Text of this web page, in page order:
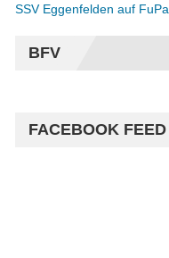
SSV Eggenfelden auf FuPa
BFV
FACEBOOK FEED